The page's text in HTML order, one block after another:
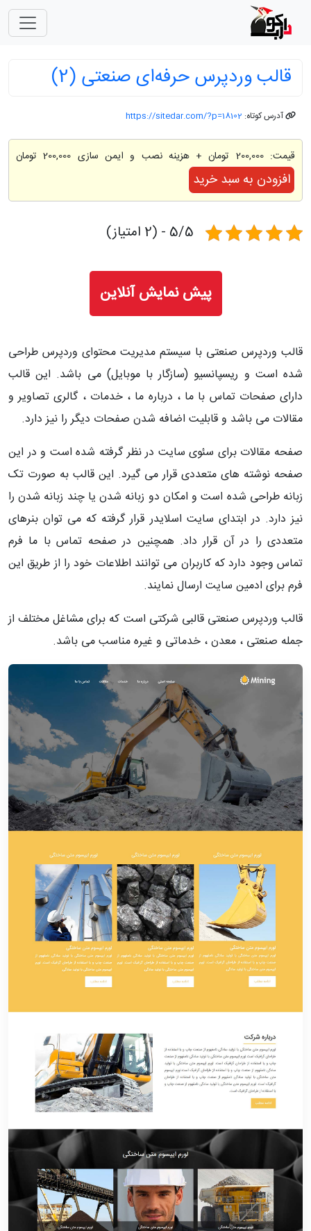
قالب وردپرس حرفه‌‌ای صنعتی (2)
آدرس کوتاه: https://sitedar.com/?p=18102
قیمت:200,000 تومان + هزینه نصب و ایمن سازی 200,000 تومان
افزودن به سبد خرید
5/5 - (2 امتیاز)
پیش نمایش آنلاین
قالب وردپرس صنعتی با سیستم مدیریت محتوای وردپرس طراحی
شده است و ریسپانسیو (سازگار با موبایل) می باشد. این قالب
دارای صفحات تماس با ما ، درباره ما ، خدمات ، گالری تصاویر و
مقالات می باشد و قابلیت اضافه شدن صفحات دیگر را نیز دارد.
صفحه مقالات برای سئوی سایت در نظر گرفته شده است و در این
صفحه نوشته های متعددی قرار می گیرد. این قالب به صورت تک
زبانه طراحی شده است و امکان دو زبانه شدن یا چند زبانه شدن را
نیز دارد. در ابتدای سایت اسلایدر قرار گرفته که می توان بنرهای
متعددی را در آن قرار داد. همچنین در صفحه تماس با ما فرم
تماس وجود دارد که کاربران می توانند اطلاعات خود را از طریق این
فرم برای ادمین سایت ارسال نمایند.
قالب وردپرس صنعتی قالبی شرکتی است که برای مشاغل مختلف از
جمله صنعتی ، معدن ، خدماتی و غیره مناسب می باشد.